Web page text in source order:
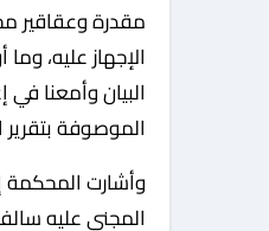
مقدرة وعقاقير
الإجهاز عليه،
البيان وأمعنا
الموصوفة بتقرير
وأشارت المحكمة
المجني عليه سالف